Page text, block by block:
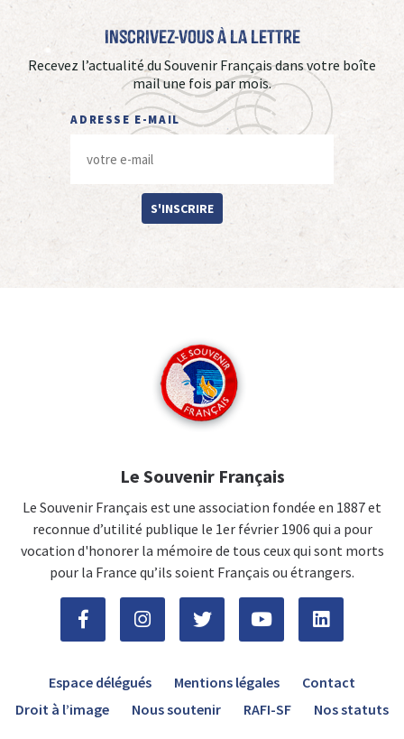
Inscrivez-vous à La Lettre
Recevez l’actualité du Souvenir Français dans votre boîte
mail une fois par mois.
ADRESSE E-MAIL
S'INSCRIRE
Le Souvenir Français
Le Souvenir Français est une association fondée en 1887 et
reconnue d’utilité publique le 1er février 1906 qui a pour
vocation d'honorer la mémoire de tous ceux qui sont morts
pour la France qu’ils soient Français ou étrangers.
Espace délégués Mentions légales
Contact
Droit à l’image
Nous soutenir RAFI-SF Nos statuts